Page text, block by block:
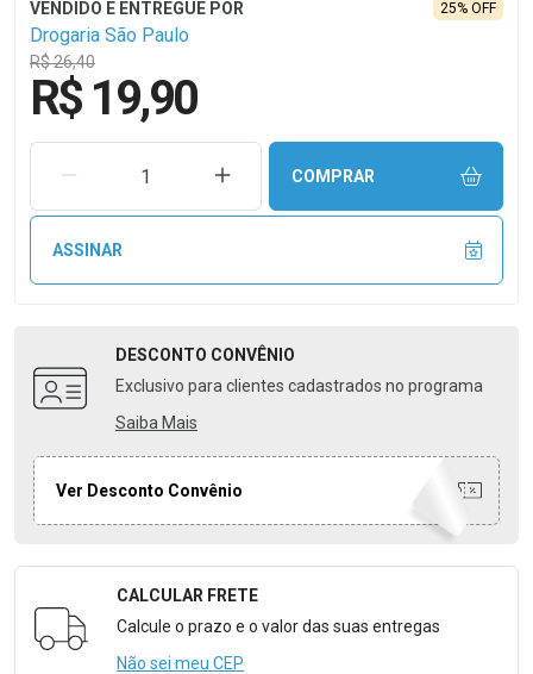
Drogaria São Paulo
R$ 26,40
25% OFF
R$ 19,90
REMOVER UMA UNIDADEAUMENTAR UMA UNIDADE
COMPRAR
ASSINAR
DESCONTO CONVÊNIO
Exclusivo para clientes cadastrados no programa
Saiba Mais
Ver Desconto Convênio
Formulário para Calcular o Frete
CALCULAR FRETE
Calcule o prazo e o valor das suas entregas
Não sei meu CEP